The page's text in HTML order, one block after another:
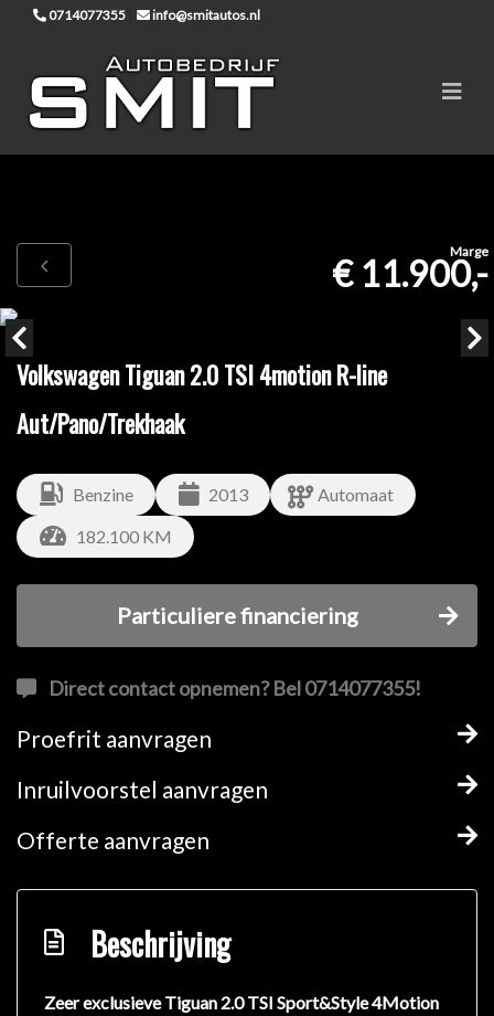
0714077355 info@smitautos.nl
Marge
€ 11.900,-
Volkswagen Tiguan 2.0 TSI 4motion R-line
Aut/Pano/Trekhaak
Benzine 2013
Automaat
182.100 KM
Particuliere financiering
Direct contact opnemen? Bel 0714077355!
Proefrit aanvragen
Inruilvoorstel aanvragen
Offerte aanvragen
Beschrijving
Zeer exclusieve Tiguan 2.0 TSI Sport&Style 4Motion